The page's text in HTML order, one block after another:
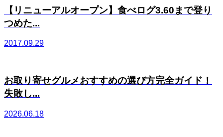
【リニューアルオープン】食べログ3.60まで登り
つめた...
2017.09.29
お取り寄せグルメおすすめの選び方完全ガイド！
失敗し...
2026.06.18